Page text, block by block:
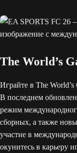
The World’s
Играйте в The
В последнем
режим
сборных, а также
участие в
окунитесь в карьеру